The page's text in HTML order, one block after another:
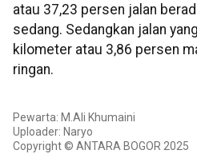
atau 37,23 persen jalan
sedang. Sedangkan jalan
kilometer atau 3,86 persen
ringan.
Pewarta: M.Ali Khumaini
Uploader: Naryo
Copyright © ANTARA BOGOR 2025